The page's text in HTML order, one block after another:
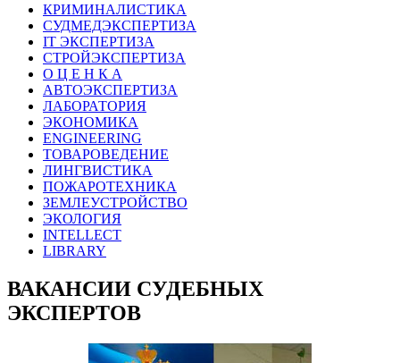
КРИМИНАЛИСТИКА
СУДМЕДЭКСПЕРТИЗА
IT ЭКСПЕРТИЗА
СТРОЙЭКСПЕРТИЗА
О Ц Е Н К А
АВТОЭКСПЕРТИЗА
ЛАБОРАТОРИЯ
ЭКОНОМИКА
ENGINEERING
ТОВАРОВЕДЕНИЕ
ЛИНГВИСТИКА
ПОЖАРОТЕХНИКА
ЗЕМЛЕУСТРОЙСТВО
ЭКОЛОГИЯ
INTELLECT
LIBRARY
ВАКАНСИИ СУДЕБНЫХ
ЭКСПЕРТОВ